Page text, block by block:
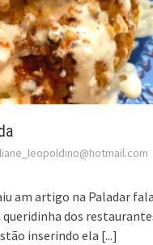
am artigo na Paladar
dos
inserindo ela [...]